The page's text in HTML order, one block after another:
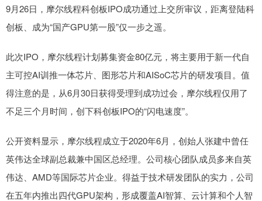
9月26日，摩尔线程科创板IPO成功通过上交所审议，距离登陆科
创板、成为“国产GPU第一股”仅一步之遥。
此次IPO，摩尔线程计划募集资金80亿元，将主要用于新一代自
主可控AI训推一体芯片、图形芯片和AISoC芯片的研发项目。值
得注意的是，从6月30日获得受理到成功过会，摩尔线程仅用了
不足三个月时间，创下科创板IPO的“闪电速度”。
公开资料显示，摩尔线程成立于2020年6月，创始人张建中曾任
英伟达全球副总裁兼中国区总经理。公司核心团队成员多来自英
伟达、AMD等国际芯片企业。得益于技术研发团队的实力，公司
在五年内推出四代GPU架构，形成覆盖AI智算、云计算和个人智